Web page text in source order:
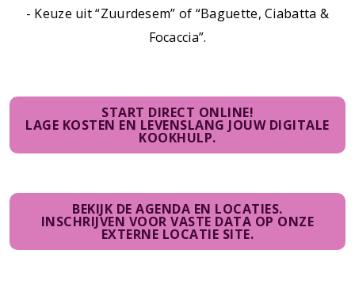
- Keuze uit “Zuurdesem” of “Baguette, Ciabatta &
Focaccia”.
START DIRECT ONLINE!
LAGE KOSTEN EN LEVENSLANG JOUW DIGITALE
KOOKHULP.
BEKIJK DE AGENDA EN LOCATIES.
INSCHRIJVEN VOOR VASTE DATA OP ONZE
EXTERNE LOCATIE SITE.